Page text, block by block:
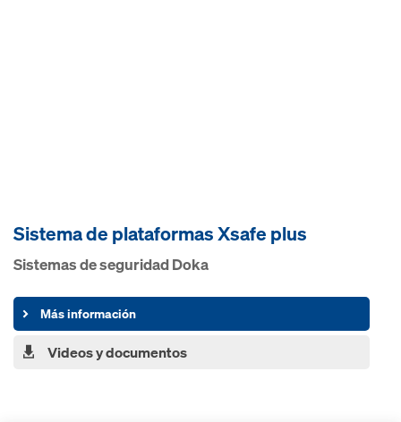
Sistema de plataformas Xsafe plus
Sistemas de seguridad Doka
Más información
Videos y documentos